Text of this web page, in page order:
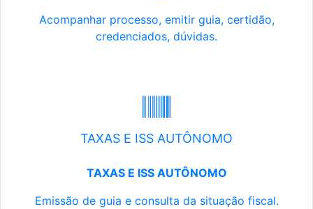
Acompanhar processo, emitir guia, certidão,
credenciados, dúvidas.
TAXAS E ISS AUTÔNOMO
TAXAS E ISS AUTÔNOMO
Emissão de guia e consulta da situação fiscal.